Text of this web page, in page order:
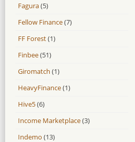
Fagura(5)
Fellow Finance(7)
FF Forest(1)
Finbee(51)
Giromatch (1)
HeavyFinance(1)
Hive5(6)
Income Marketplace(3)
Indemo (13)